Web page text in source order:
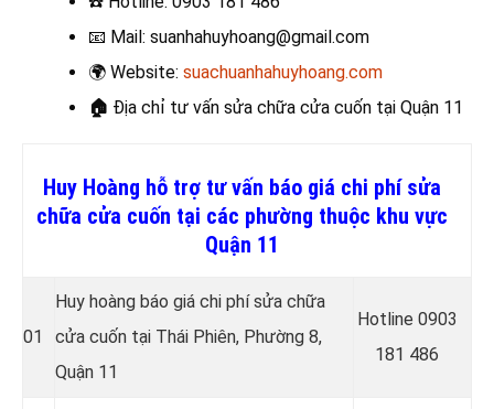
📧 Mail: suanhahuyhoang@gmail.com
🌍 Website: suachuanhahuyhoang.com
🏠 Địa chỉ tư vấn sửa chữa cửa cuốn tại Quận 11
Huy Hoàng hỗ trợ tư vấn báo giá chi phí sửa
chữa cửa cuốn tại các phường thuộc khu vực
Quận 11
01
Huy hoàng báo giá chi phí sửa chữa
cửa cuốn tại Thái Phiên, Phường 8,
Quận 11
Hotline 0903
181 486